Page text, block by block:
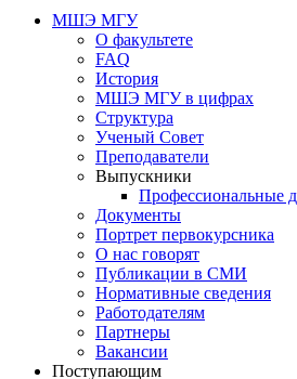
МШЭ МГУ
О факультете
FAQ
История
МШЭ МГУ в цифрах
Структура
Ученый Совет
Преподаватели
Выпускники
Профессиональные
Документы
Портрет первокурсника
О нас говорят
Публикации в СМИ
Нормативные сведения
Работодателям
Партнеры
Вакансии
Поступающим